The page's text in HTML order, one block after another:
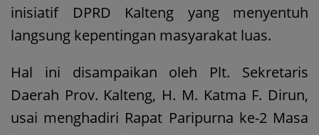
inisiatif DPRD Kalteng yang menyentuh
langsung kepentingan masyarakat luas.
Hal ini disampaikan oleh Plt. Sekretaris
Daerah Prov. Kalteng, H. M. Katma F. Dirun,
usai menghadiri Rapat Paripurna ke-2 Masa